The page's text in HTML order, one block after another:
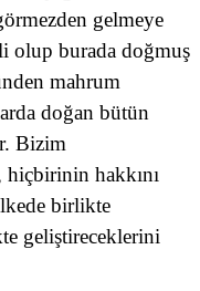
gelmeye
olup burada doğmuş
mahrum
doğan bütün
Bizim
hakkını
birlikte
geliştireceklerini